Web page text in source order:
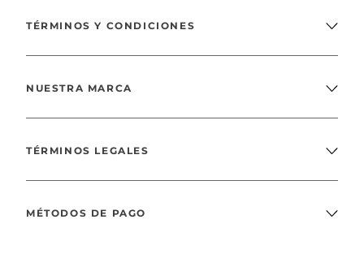
TÉRMINOS Y CONDICIONES
NUESTRA MARCA
TÉRMINOS LEGALES
MÉTODOS DE PAGO